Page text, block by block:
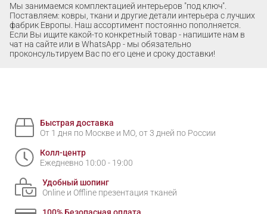
Мы занимаемся комплектацией интерьеров "под ключ".
Поставляем: ковры, ткани и другие детали интерьера с лучших
фабрик Европы. Наш ассортимент постоянно пополняется.
Если Вы ищите какой-то конкретный товар - напишите нам в
чат на сайте или в WhatsApp - мы обязательно
проконсультируем Вас по его цене и сроку доставки!
Быстрая доставка
От 1 дня по Москве и МО, от 3 дней по России
Колл-центр
Ежедневно 10:00 - 19:00
Удобный шопинг
Online и Offline презентация тканей
100% Безопасная оплата